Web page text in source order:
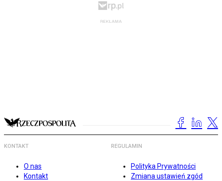
KONTAKT
O nas
Kontakt
REGULAMIN
Polityka Prywatności
Zmiana ustawień zgód